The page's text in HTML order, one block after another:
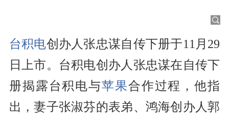
台积电创办人张忠谋自传下册于11月29
日上市。台积电创办人张忠谋在自传下
册揭露台积电与苹果合作过程，他指
出，妻子张淑芬的表弟、鸿海创办人郭